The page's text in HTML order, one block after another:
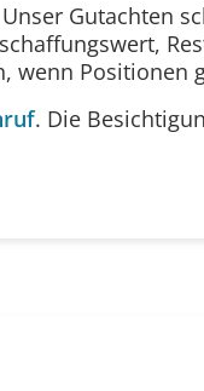
Gutachten
wenn Positionen
. Die